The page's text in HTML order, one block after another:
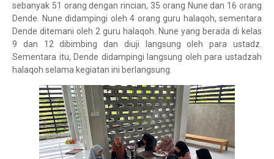
sebanyak 51 orang dengan rincian, 35 orang Nune dan 16 orang
Dende. Nune didampingi oleh 4 orang guru halaqoh, sementara
Dende ditemani oleh 2 guru halaqoh. Nune yang berada di kelas
9 dan 12 dibimbing dan diuji langsung oleh para ustadz.
Sementara itu, Dende didampingi langsung oleh para ustadzah
halaqoh selama kegiatan ini berlangsung.